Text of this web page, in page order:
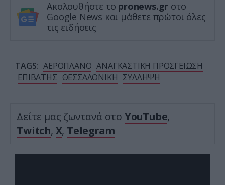
Ακολουθήστε το pronews.gr στο
Google News και μάθετε πρώτοι όλες
τις ειδήσεις
TAGS: ΑΕΡΟΠΛΑΝΟ ΑΝΑΓΚΑΣΤΙΚΗ ΠΡΟΣΓΕΙΩΣΗ
ΕΠΙΒΑΤΗΣ ΘΕΣΣΑΛΟΝΙΚΗ ΣΥΛΛΗΨΗ
Δείτε μας ζωντανά στο YouTube,
Twitch, X, Telegram